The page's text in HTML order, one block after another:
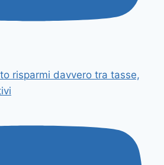
risparmi davvero tra tasse,